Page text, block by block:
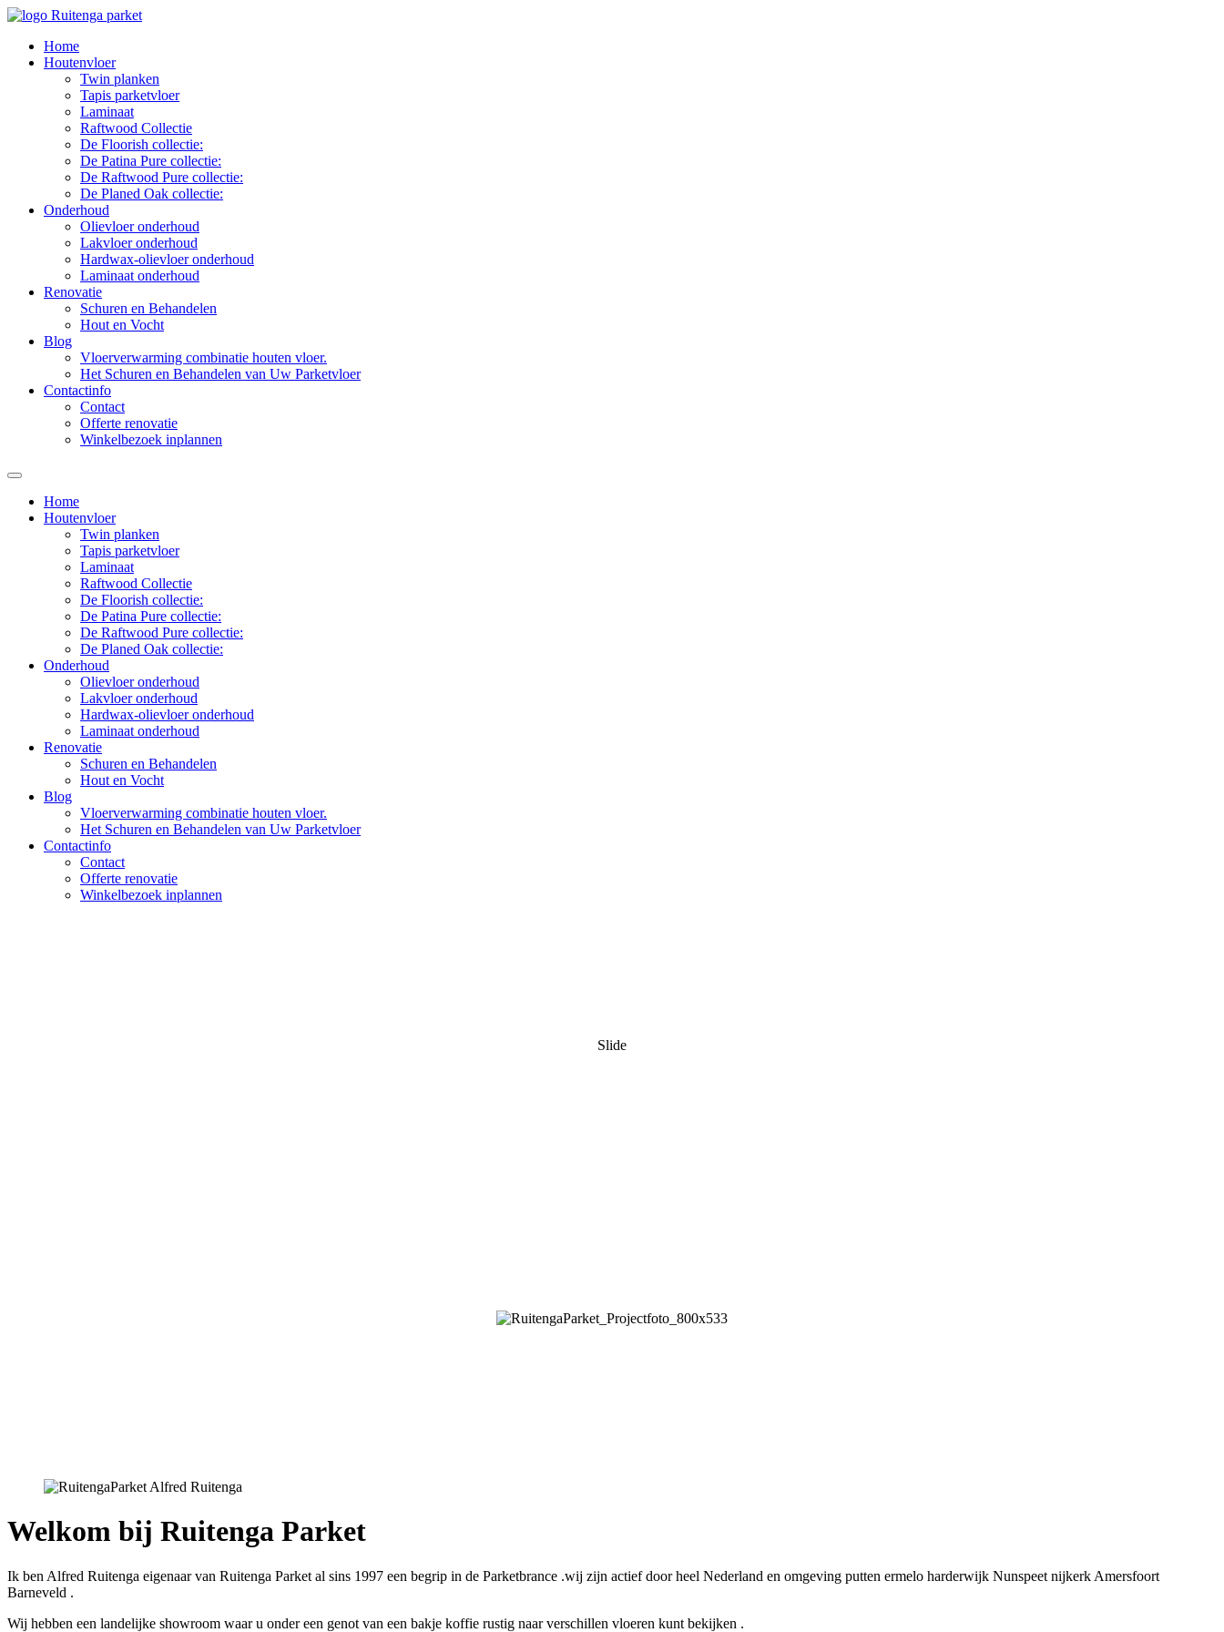
Ga
inhoud
Home
Houtenvloer
Twin planken
Tapis parketvloer
Laminaat
Raftwood Collectie
De Floorish collectie:
De Patina Pure collectie:
De Raftwood Pure collectie:
De Planed Oak collectie:
Onderhoud
Olievloer onderhoud
Lakvloer onderhoud
Hardwax-olievloer onderhoud
Laminaat onderhoud
Renovatie
Schuren en Behandelen
Hout en Vocht
Blog
Vloerverwarming combinatie houten vloer.
Het Schuren en Behandelen van Uw Parketvloer
Contactinfo
Contact
Offerte renovatie
Winkelbezoek inplannen
Home
Houtenvloer
Twin planken
Tapis parketvloer
Laminaat
Raftwood Collectie
De Floorish collectie:
De Patina Pure collectie:
De Raftwood Pure collectie:
De Planed Oak collectie:
Onderhoud
Olievloer onderhoud
Lakvloer onderhoud
Hardwax-olievloer onderhoud
Laminaat onderhoud
Renovatie
Schuren en Behandelen
Hout en Vocht
Blog
Vloerverwarming combinatie houten vloer.
Het Schuren en Behandelen van Uw Parketvloer
Contactinfo
Contact
Offerte renovatie
Winkelbezoek inplannen
Slide
Welkom bij Ruitenga Parket
Ik ben Alfred Ruitenga eigenaar van Ruitenga Parket al sins 1997 een begrip in de Parketbrance .wij zijn actief door heel Nederland en omgeving putten ermelo harderwijk Nunspeet nijkerk Amersfoort
Barneveld .
Wij hebben een landelijke showroom waar u onder een genot van een bakje koffie rustig naar verschillen vloeren kunt bekijken .